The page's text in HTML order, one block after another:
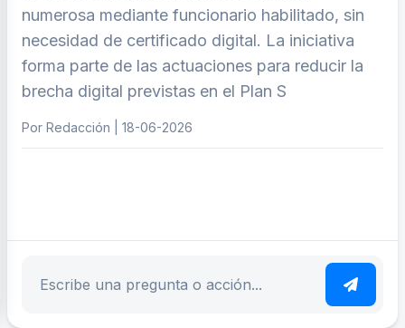
numerosa mediante funcionario habilitado, sin
necesidad de certificado digital. La iniciativa
forma parte de las actuaciones para reducir la
brecha digital previstas en el Plan S
Por Redacción | 18-06-2026
Escribe tu pregunta